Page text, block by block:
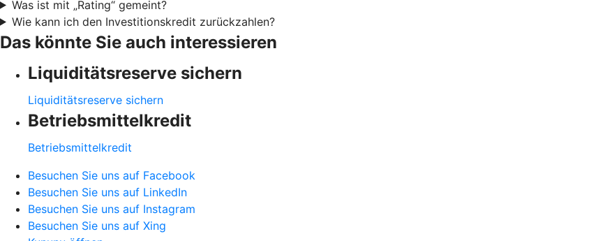
Was ist mit „Rating“ gemeint?
Wie kann ich den Investitionskredit zurückzahlen?
Das könnte Sie auch interessieren
Liquiditätsreserve sichern
Liquiditätsreserve sichern
Betriebsmittelkredit
Betriebsmittelkredit
Besuchen Sie uns auf Facebook
Besuchen Sie uns auf LinkedIn
Besuchen Sie uns auf Instagram
Besuchen Sie uns auf Xing